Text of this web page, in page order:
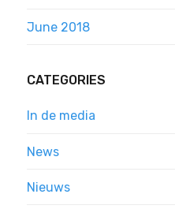
June 2018
CATEGORIES
In de media
News
Nieuws